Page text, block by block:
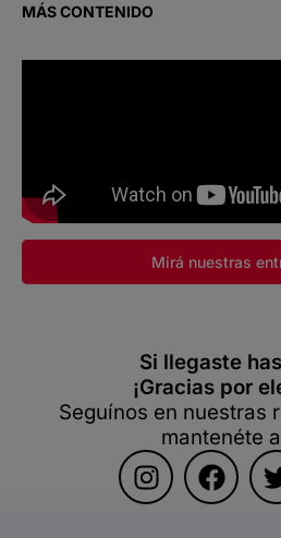
MÁS CONTENIDO
Mirá nuestras
Si llegaste
¡Gracias por
Seguínos en nuestras
mantenéte